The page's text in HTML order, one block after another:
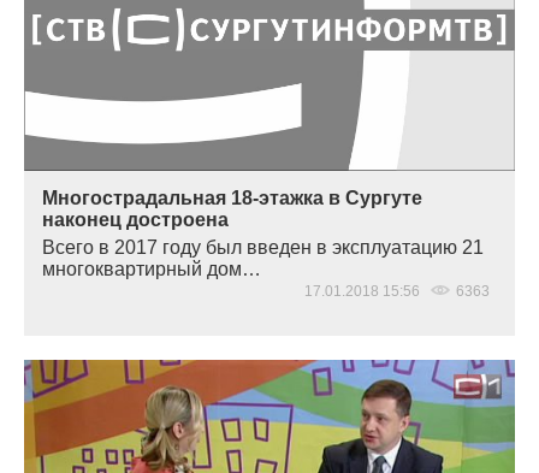
Многострадальная 18-этажка в Сургуте
наконец достроена
Всего в 2017 году был введен в эксплуатацию 21
многоквартирный дом…
17.01.2018 15:56 6363